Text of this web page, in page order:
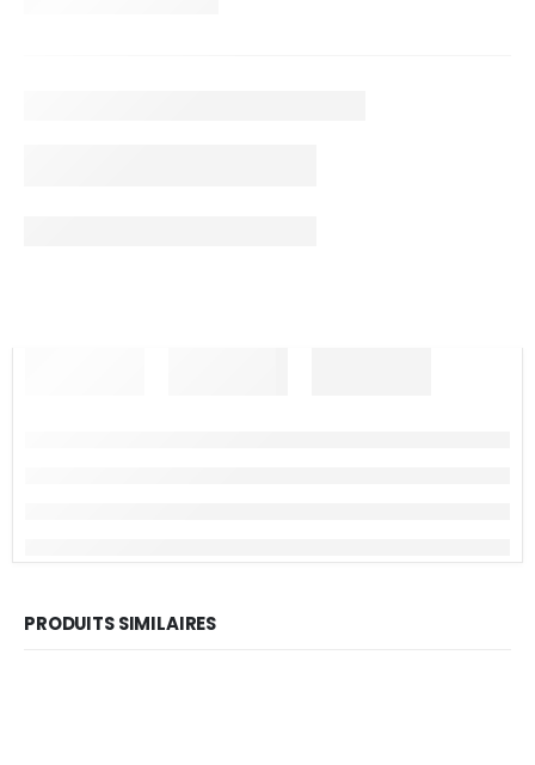
PRODUITS SIMILAIRES